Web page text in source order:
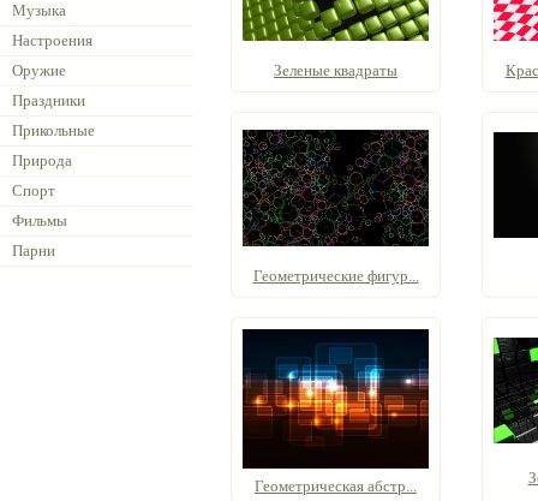
Музыка
Настроения
Оружие
Праздники
Прикольные
Природа
Спорт
Фильмы
Парни
Зеленые квадраты
Геометрические фигур...
Геометрическая абстр...